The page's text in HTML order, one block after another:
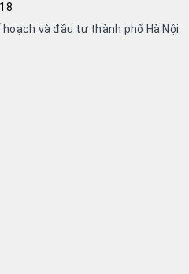
hoạch và đầu tư thành phố Hà Nội